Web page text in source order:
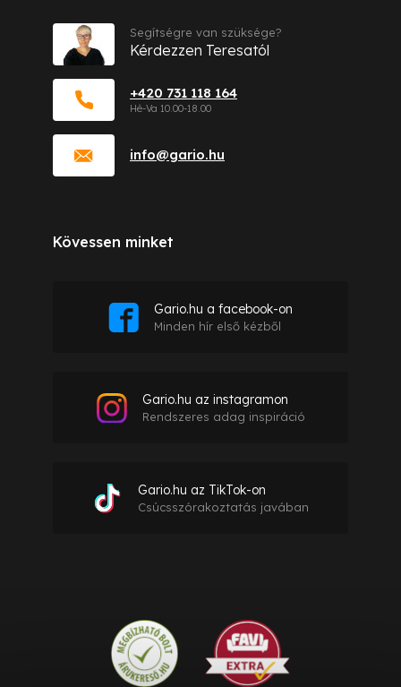
info@gario.hu
+420 731 118 164
Segítségre van szüksége?
Kérdezzen Teresatól
Kövessen minket
Gario.hu a facebook-on
Minden hír első kézből
Gario.hu az instagramon
Rendszeres adag inspiráció
Gario.hu az TikTok-on
Csúcsszórakoztatás javában